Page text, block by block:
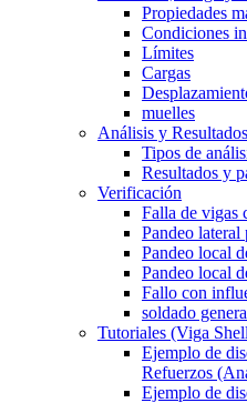
Propiedades
Condiciones
Límites
Cargas
muelles
Análisis y Resultados
Tipos de
Resultados y
Verificación
Falla de vigas
Pandeo lateral
Pandeo local
Pandeo local
Fallo con
soldado
Tutoriales (Viga
Ejemplo de
Refuerzos
Ejemplo de